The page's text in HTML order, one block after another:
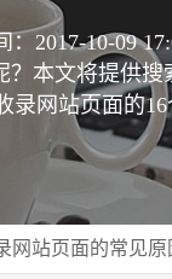
：2017-10-09
本文将提供
站页面的16
网站页面的常见原